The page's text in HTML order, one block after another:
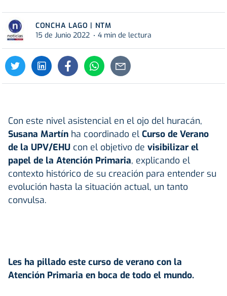
CONCHA LAGO | NTM
15 de Junio 2022
4 min de lectura
Con este nivel asistencial en el ojo del huracán,
Susana Martín ha coordinado el Curso de Verano
de la UPV/EHU con el objetivo de visibilizar el
papel de la Atención Primaria, explicando el
contexto histórico de su creación para entender su
evolución hasta la situación actual, un tanto
convulsa.
Les ha pillado este curso de verano con la
Atención Primaria en boca de todo el mundo.